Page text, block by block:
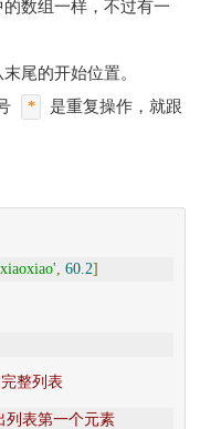
数组一样，不过有一
尾的开始位置。
*
是重复操作，就跟
, 60.2]
整列表
列表第一个元素